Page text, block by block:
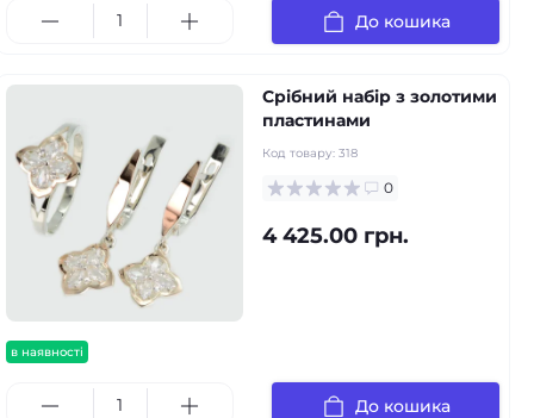
До кошика
в наявності
Срібний набір з золотими
пластинами
Код товару: 318
0
4 425.00 грн.
До кошика